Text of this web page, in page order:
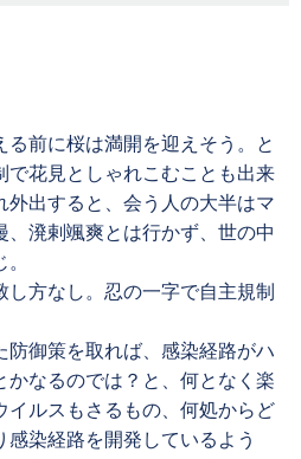
前に桜は満開を迎えそう。と
で花見としゃれこむことも出来
外出すると、会う人の大半はマ
、溌剌颯爽とは行かず、世の中
し方なし。忍の一字で自主規制
防御策を取れば、感染経路がハ
かなるのでは？と、何となく楽
イルスもさるもの、何処からど
感染経路を開発しているよう